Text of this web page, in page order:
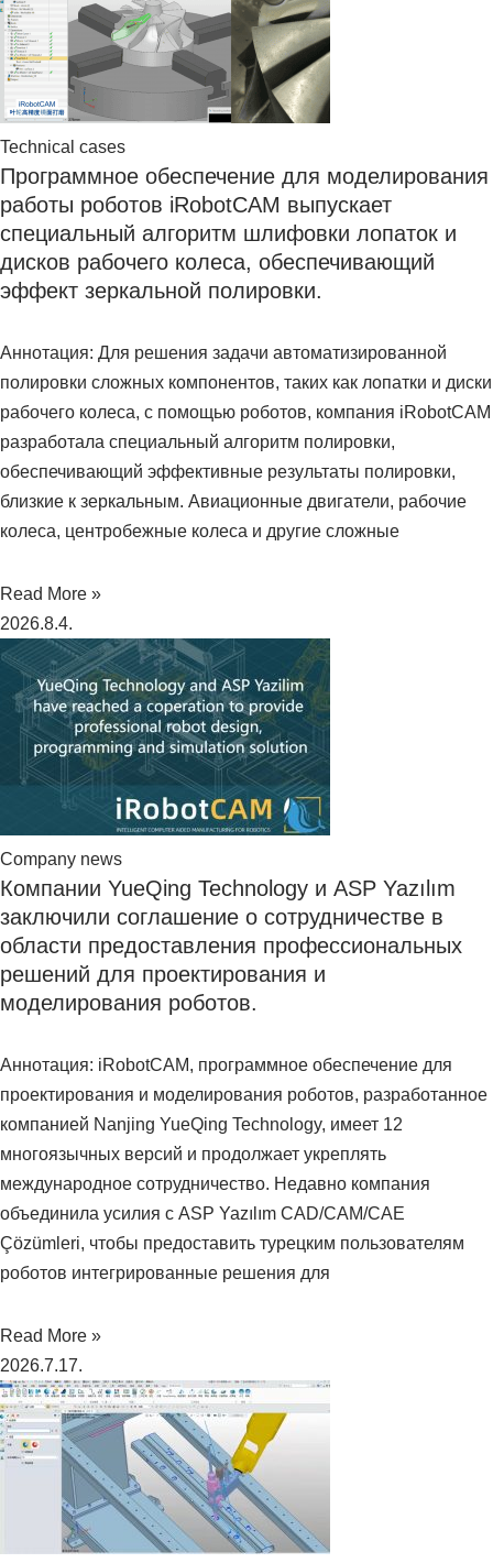
Technical cases
Программное обеспечение для моделирования
работы роботов iRobotCAM выпускает
специальный алгоритм шлифовки лопаток и
дисков рабочего колеса, обеспечивающий
эффект зеркальной полировки.
Аннотация: Для решения задачи автоматизированной
полировки сложных компонентов, таких как лопатки и диски
рабочего колеса, с помощью роботов, компания iRobotCAM
разработала специальный алгоритм полировки,
обеспечивающий эффективные результаты полировки,
близкие к зеркальным. Авиационные двигатели, рабочие
колеса, центробежные колеса и другие сложные
Read More »
2026.8.4.
Company news
Компании YueQing Technology и ASP Yazılım
заключили соглашение о сотрудничестве в
области предоставления профессиональных
решений для проектирования и
моделирования роботов.
Аннотация: iRobotCAM, программное обеспечение для
проектирования и моделирования роботов, разработанное
компанией Nanjing YueQing Technology, имеет 12
многоязычных версий и продолжает укреплять
международное сотрудничество. Недавно компания
объединила усилия с ASP Yazılım CAD/CAM/CAE
Çözümleri, чтобы предоставить турецким пользователям
роботов интегрированные решения для
Read More »
2026.7.17.